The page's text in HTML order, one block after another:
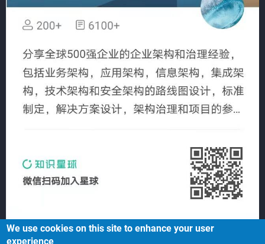
We use cookies on this site to enhance your user
experience